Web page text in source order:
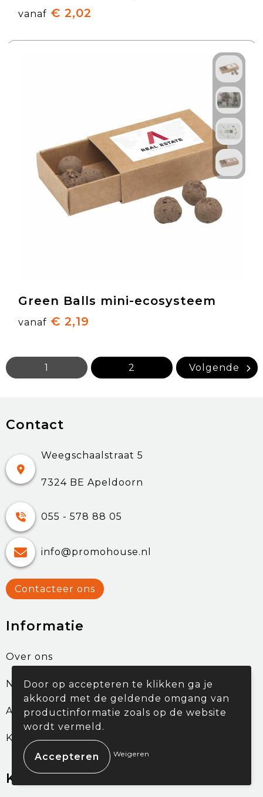
vanaf € 2,02
Green Balls mini-ecosysteem
vanaf € 2,19
1 2 Volgende
Contact
Weegschaalstraat 5
7324 BE Apeldoorn
055 - 578 88 05
info@promohouse.nl
Contacteer ons
Informatie
Over ons
Nieuwsbrief
Afspraak maken
Klantcases
Klantenservice
Door op accepteren te klikken ga je
akkoord met de geldende omgang van
productinformatie zoals op de website
wordt vermeld.
Weigeren